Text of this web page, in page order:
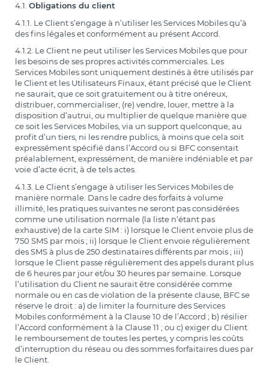
4.1. Obligations du client
4.1.1. Le Client s’engage à n’utiliser les Services Mobiles qu’à
des fins légales et conformément au présent Accord.
4.1.2. Le Client ne peut utiliser les Services Mobiles que pour
les besoins de ses propres activités commerciales. Les
Services Mobiles sont uniquement destinés à être utilisés par
le Client et les Utilisateurs Finaux, étant précisé que le Client
ne saurait, que ce soit gratuitement ou à titre onéreux,
distribuer, commercialiser, (re) vendre, louer, mettre à la
disposition d’autrui, ou multiplier de quelque manière que
ce soit les Services Mobiles, via un support quelconque, au
profit d’un tiers, ni les rendre publics, à moins que cela soit
expressément spécifié dans l’Accord ou si BFC consentait
préalablement, expressément, de manière indéniable et par
voie d’acte écrit, à de tels actes.
4.1.3. Le Client s’engage à utiliser les Services Mobiles de
manière normale. Dans le cadre des forfaits à volume
illimité, les pratiques suivantes ne seront pas considérées
comme une utilisation normale (la liste n’étant pas
exhaustive) de la carte SIM : i) lorsque le Client envoie plus de
750 SMS par mois ; ii) lorsque le Client envoie régulièrement
des SMS à plus de 250 destinataires différents par mois ; iii)
lorsque le Client passe régulièrement des appels durant plus
de 6 heures par jour et/ou 30 heures par semaine. Lorsque
l’utilisation du Client ne saurait être considérée comme
normale ou en cas de violation de la présente clause, BFC se
réserve le droit : a) de limiter la fourniture des Services
Mobiles conformément à la Clause 10 de l’Accord ; b) résilier
l’Accord conformément à la Clause 11 ; ou c) exiger du Client
le remboursement de toutes les pertes, y compris les coûts
d’interruption du réseau ou des sommes forfaitaires dues par
le Client.